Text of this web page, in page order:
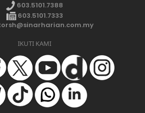
603.5101.7388
603.5101.7333
IKUTI KAMI